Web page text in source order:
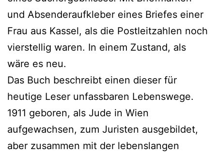
und Absenderaufkleber eines Briefes einer
Frau aus Kassel, als die Postleitzahlen noch
vierstellig waren. In einem Zustand, als
wäre es neu.
Das Buch beschreibt einen dieser für
heutige Leser unfassbaren Lebenswege.
1911 geboren, als Jude in Wien
aufgewachsen, zum Juristen ausgebildet,
aber zusammen mit der lebenslangen